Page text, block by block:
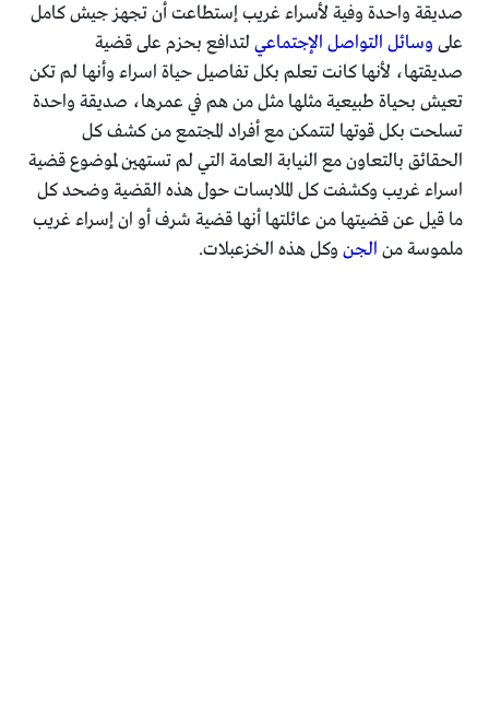
صديقة واحدة وفية لأسراء غريب إستطاعت أن تجهز جيش كامل
على وسائل التواصل الإجتماعيلتدافع بحزم على قضية
صديقتها، لأنها كانت تعلم بكل تفاصيل حياة اسراء وأنها لم تكن
تعيش بحياة طبيعية مثلها مثل من هم في عمرها، صديقة واحدة
تسلحت بكل قوتها لتتمكن مع أفراد المجتمع من كشف كل
الحقائق بالتعاون مع النيابة العامة التي لم تستهين لموضوع قضية
اسراء غريب وكشفت كل الملابسات حول هذه القضية وضحد كل
ما قيل عن قضيتها من عائلتها أنها قضية شرف أو ان إسراء غريب
ملموسة من الجن وكل هذه الخزعبلات.